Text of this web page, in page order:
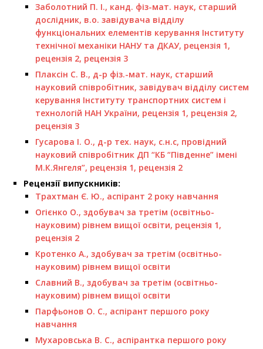
Заболотний П. І., канд. фіз-мат. наук, старший
дослідник, в.о. завідувача відділу
функціональних елементів керування Інституту
технічної механіки НАНУ та ДКАУ, рецензія 1,
рецензія 2, рецензія 3
Плаксін С. В., д-р фіз.-мат. наук, старший
науковий співробітник, завідувач відділу систем
керування Інституту транспортних систем і
технологій НАН України, рецензія 1, рецензія 2,
рецензія 3
Гусарова І. О., д-р тех. наук, с.н.с, провідний
науковий співробітник ДП “КБ “Південне” імені
М.К.Янгеля”, рецензія 1, рецензія 2
Рецензії випускників:
Трахтман Є. Ю., аспірант 2 року навчання
Огієнко О., здобувач за третім (освітньо-
науковим) рівнем вищої освіти, рецензія 1,
рецензія 2
Кротенко А., здобувач за третім (освітньо-
науковим) рівнем вищої освіти
Славний В., здобувач за третім (освітньо-
науковим) рівнем вищої освіти
Парфьонов О. С., аспірант першого року
навчання
Мухаровська В. С., аспірантка першого року